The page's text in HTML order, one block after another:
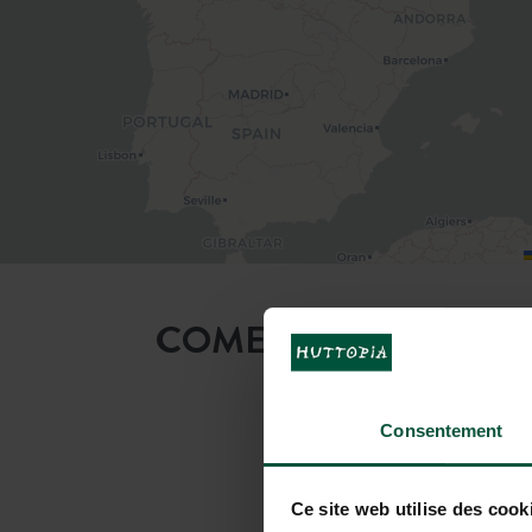
Consentement
Ce site web utilise des
COME VENIRE AL
In auto